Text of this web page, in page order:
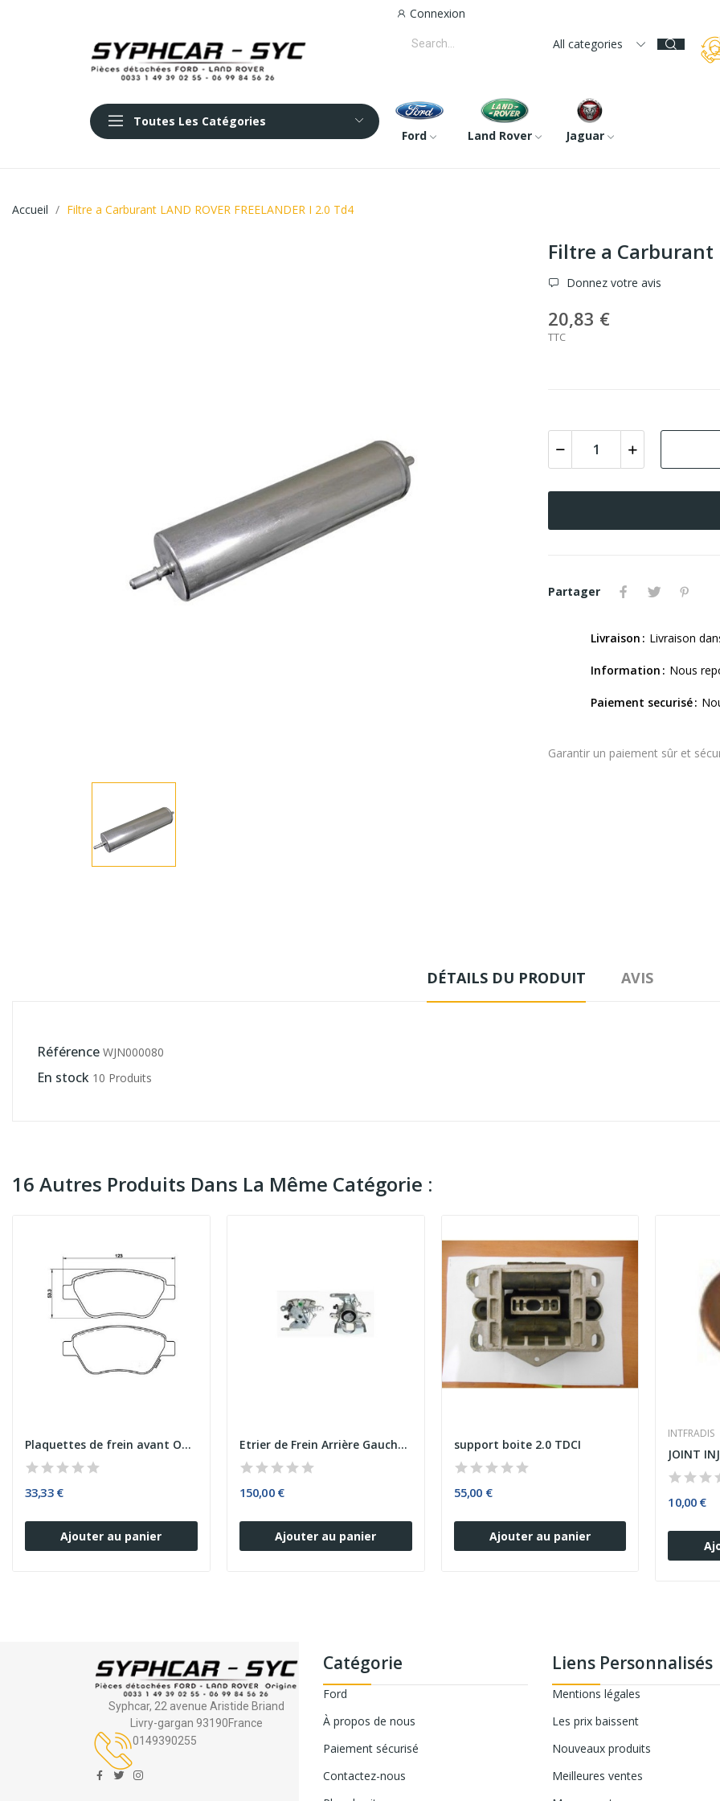
Connexion
All categories
Toutes Les Catégories
Ford
Land Rover Jaguar
Accueil Filtre a Carburant LAND ROVER FREELANDER I 2.0 Td4
Filtre a Carburant
Donnez votre avis
20,83 €
TTC
Partager
Livraison Livraison
Information Nous
Paiement securisé
Garantir un paiement sûr et
DÉTAILS DU PRODUIT AVIS
Référence WJN000080
En stock 10 Produits
16 Autres Produits Dans La Même Catégorie :
Plaquettes de frein avant OPEL CORSA
33,33 €
Ajouter au panier
Etrier de Frein Arrière Gauche FORD TRANSIT...
150,00 €
Ajouter au panier
support boite 2.0 TDCI
55,00 €
Ajouter au panier
INTFRADIS
JOINT
10,00 €
Syphcar, 22 avenue Aristide Briand
Livry-gargan 93190France
0149390255
Catégorie
Ford
À propos de nous
Paiement sécurisé
Contactez-nous
Liens Personnalisés
Mentions légales
Les prix baissent
Nouveaux produits
Meilleures ventes